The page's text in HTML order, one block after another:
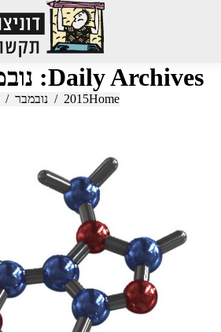
Daily Archives:
You are here:
Home
2015 נובמבר